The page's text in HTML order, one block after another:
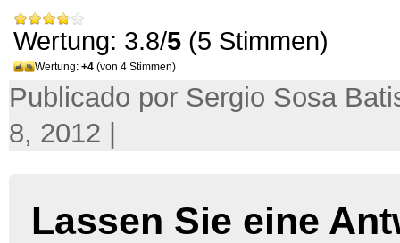
Wertung: 3.8/5 (5 Stimmen)
Wertung: +4 (von 4 Stimmen)
Publicado por Sergio Sosa
8, 2012 |
Lassen Sie eine